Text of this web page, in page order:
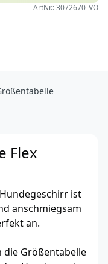
ArtNr.: 3072670_VO
Flex
ist
anschmiegsam
an.
die Größentabelle